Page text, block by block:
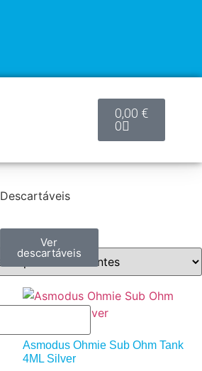
Descartáveis
Ver
descartáveis
0,00 €
0
Asmodus Ohmie Sub Ohm Tank
4ML Silver